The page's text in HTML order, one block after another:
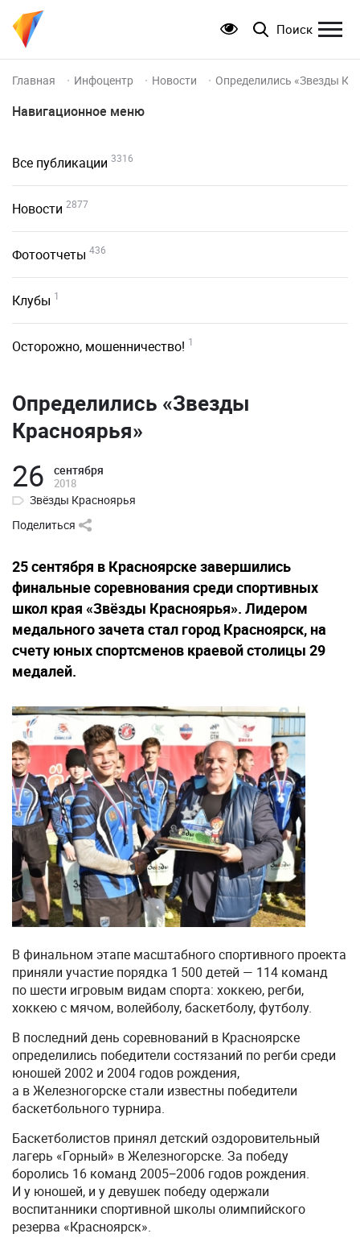
Поиск
Главная Инфоцентр Новости Определились «Звезды
Навигационное меню
Все публикации 3316
Новости 2877
Фотоотчеты 436
Клубы 1
Осторожно, мошенничество! 1
Определились «Звезды
Красноярья»
26 сентября
2018
Звёзды Красноярья
Поделиться
25 сентября в Красноярске завершились
финальные соревнования среди спортивных
школ края «Звёзды Красноярья». Лидером
медального зачета стал город Красноярск, на
счету юных спортсменов краевой столицы 29
медалей.
В финальном этапе масштабного спортивного проекта
приняли участие порядка 1 500 детей — 114 команд
по шести игровым видам спорта: хоккею, регби,
хоккею с мячом, волейболу, баскетболу, футболу.
В последний день соревнований в Красноярске
определились победители состязаний по регби среди
юношей 2002 и 2004 годов рождения,
а в Железногорске стали известны победители
баскетбольного турнира.
Баскетболистов принял детский оздоровительный
лагерь «Горный» в Железногорске. За победу
боролись 16 команд 2005−2006 годов рождения.
И у юношей, и у девушек победу одержали
воспитанники спортивной школы олимпийского
резерва «Красноярск».